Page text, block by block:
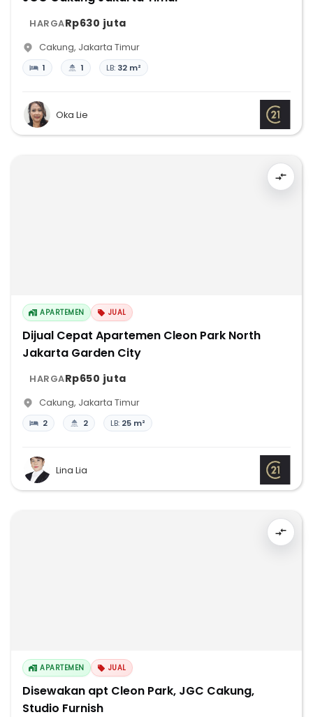
HARGARp630 juta
Cakung, Jakarta Timur
1 1 LB: 32 m²
Oka Lie
APARTEMEN JUAL
Dijual Cepat Apartemen Cleon Park North
Jakarta Garden City
HARGARp650 juta
Cakung, Jakarta Timur
2 2 LB: 25 m²
Lina Lia
APARTEMEN JUAL
Disewakan apt Cleon Park, JGC Cakung,
Studio Furnish